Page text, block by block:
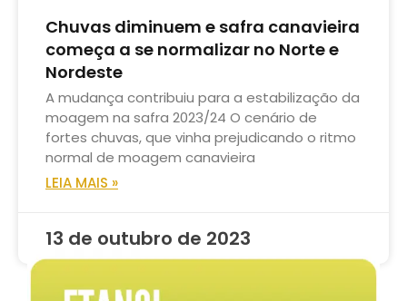
Chuvas diminuem e safra canavieira
começa a se normalizar no Norte e
Nordeste
A mudança contribuiu para a estabilização da
moagem na safra 2023/24 O cenário de
fortes chuvas, que vinha prejudicando o ritmo
normal de moagem canavieira
LEIA MAIS »
13 de outubro de 2023